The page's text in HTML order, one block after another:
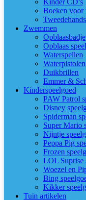
Kinder CD’s
Boeken voor
Zwemmen
Opblaasbadje
Opblaas
Waterspellen
Waterpistolen
Duikbrillen
Emmer &
Kinderspeelgoed
PAW Patrol
Disney
Spiderman
Super Mario
Nijntje
Peppa Pig
Frozen
LOL Suprise
Woezel en
Bing
Kikker
Tuin artikelen